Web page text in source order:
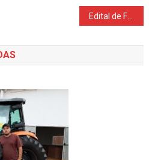
Edital de Fomento à Execução de Ações Culturais – PNAB 2025 – Nova Laranjeiras PR